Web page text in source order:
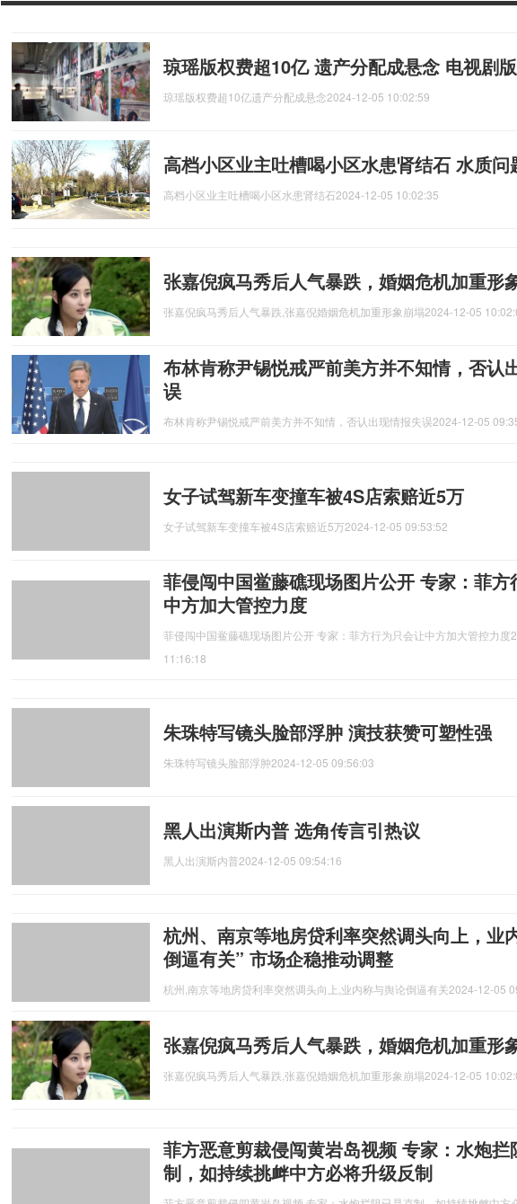
琼瑶版权费超10亿 遗产分配成悬念 电视剧
琼瑶版权费超10亿遗产分配成悬念2024-12-05 10:02:59
高档小区业主吐槽喝小区水患肾结石 水质问
高档小区业主吐槽喝小区水患肾结石2024-12-05 10:02:35
张嘉倪疯马秀后人气暴跌，婚姻危机加重形
张嘉倪疯马秀后人气暴跌,张嘉倪婚姻危机加重形象崩塌2024-12-05
布林肯称尹锡悦戒严前美方并不知情，否认
误
布林肯称尹锡悦戒严前美方并不知情，否认出现情报失误2024-12-05
女子试驾新车变撞车被4S店索赔近5万
女子试驾新车变撞车被4S店索赔近5万2024-12-05 09:53:52
菲侵闯中国鲎藤礁现场图片公开 专家：菲方
中方加大管控力度
菲侵闯中国鲎藤礁现场图片公开 专家：菲方行为只会让中方加大管控力度
11:16:18
朱珠特写镜头脸部浮肿 演技获赞可塑性强
朱珠特写镜头脸部浮肿2024-12-05 09:56:03
黑人出演斯内普 选角传言引热议
黑人出演斯内普2024-12-05 09:54:16
杭州、南京等地房贷利率突然调头向上，业
倒逼有关” 市场企稳推动调整
杭州,南京等地房贷利率突然调头向上,业内称与舆论倒逼有关2024-12-05
张嘉倪疯马秀后人气暴跌，婚姻危机加重形
张嘉倪疯马秀后人气暴跌,张嘉倪婚姻危机加重形象崩塌2024-12-05
菲方恶意剪裁侵闯黄岩岛视频 专家：水炮拦
制，如持续挑衅中方必将升级反制